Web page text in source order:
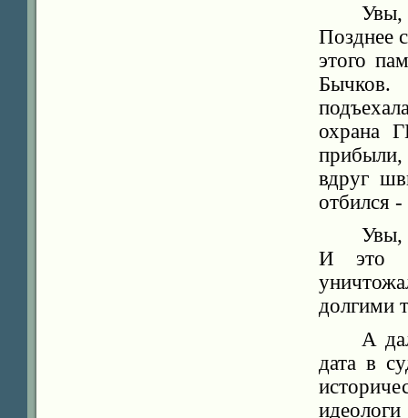
Увы,
Позднее
этого
охрана
вдруг
отбился
Увы,
И это
долгими
А
дата в